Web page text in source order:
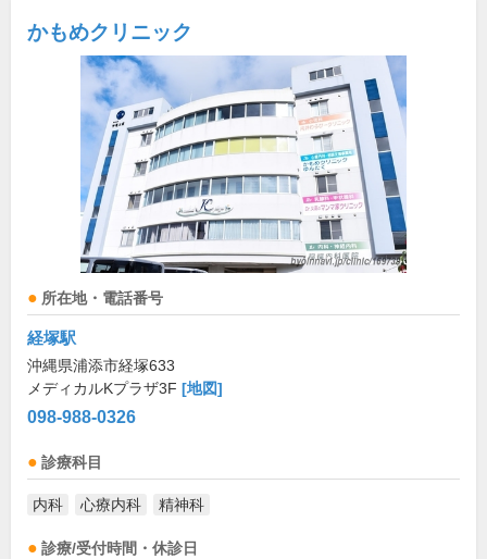
かもめクリニック
所在地・電話番号
経塚駅
沖縄県浦添市経塚633
メディカルKプラザ3F [地図]
098-988-0326
診療科目
内科 心療内科 精神科
診療/受付時間・休診日